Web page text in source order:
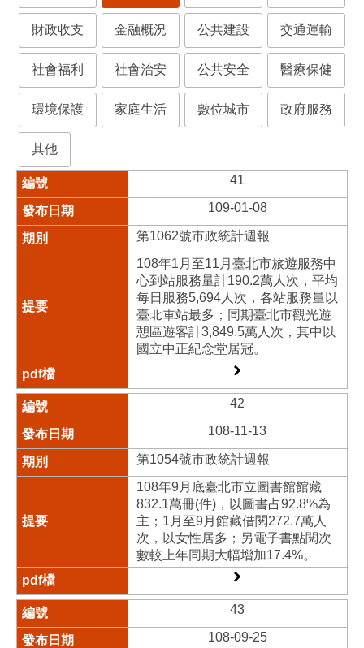
財政收支 金融概況 公共建設 交通運輸
社會福利 社會治安 公共安全 醫療保健
環境保護 家庭生活 數位城市 政府服務
其他
41
109-01-08
第1062號市政統計週報
108年1月至11月臺北市旅遊服務中
心到站服務量計190.2萬人次，平均
每日服務5,694人次，各站服務量以
臺北車站最多；同期臺北市觀光遊
憩區遊客計3,849.5萬人次，其中以
國立中正紀念堂居冠。
42
108-11-13
第1054號市政統計週報
108年9月底臺北市立圖書館館藏
832.1萬冊(件)，以圖書占92.8%為
主；1月至9月館藏借閱272.7萬人
次，以女性居多；另電子書點閱次
數較上年同期大幅增加17.4%。
43
108-09-25